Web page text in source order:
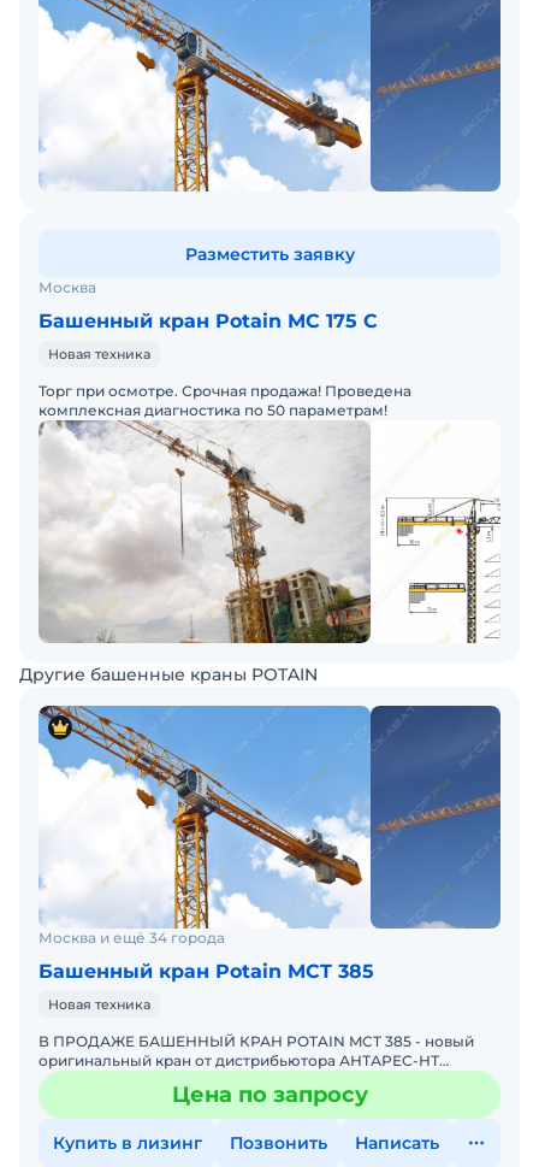
Москва
Башенный кран Potain MC 175 С
Новая техника
Торг при осмотре. Срочная продажа! Проведена
комплексная диагностика по 50 параметрам!
Разместить заявку
Другие башенные краны POTAIN
Москва и ещё 34 города
Башенный кран Potain MCT 385
Новая техника
В ПРОДАЖЕ БАШЕННЫЙ КРАН POTAIN MCT 385 - новый
оригинальный кран от дистрибьютора АНТАРЕС-НТ
Анкерное основание крана входит в комплект один
комплект анкеров РЦена по запросу
Купить в лизинг Позвонить Написать